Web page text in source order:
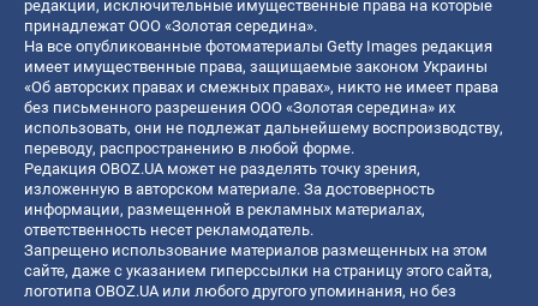
редакции, исключительные имущественные права на которые
принадлежат ООО «Золотая середина».
На все опубликованные фотоматериалы Getty Images редакция
имеет имущественные права, защищаемые законом Украины
«Об авторских правах и смежных правах», никто не имеет права
без письменного разрешения ООО «Золотая середина» их
использовать, они не подлежат дальнейшему воспроизводству,
переводу, распространению в любой форме.
Редакция OBOZ.UA может не разделять точку зрения,
изложенную в авторском материале. За достоверность
информации, размещенной в рекламных материалах,
ответственность несет рекламодатель.
Запрещено использование материалов размещенных на этом
сайте, даже с указанием гиперссылки на страницу этого сайта,
логотипа OBOZ.UA или любого другого упоминания, но без